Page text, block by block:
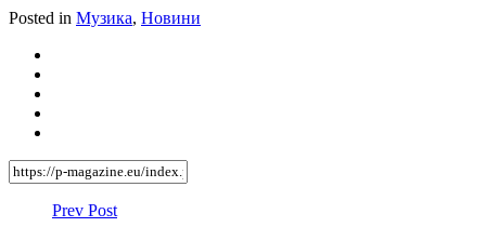
Posted in Музика, Новини
Prev Post